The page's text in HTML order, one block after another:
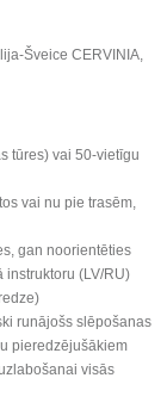
Šveice CERVINIA,
tūres) vai 50-vietīgu
vai nu pie trasēm,
gan noorientēties
instruktoru (LV/RU)
runājošs slēpošanas
pieredzējušākiem
visās